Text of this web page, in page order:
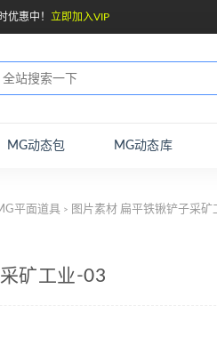
优惠中！ 立即加入VIP
MG动态包 MG动态库
平面道具 > 图片素材 扁平铁锹铲子采矿
矿工业-03